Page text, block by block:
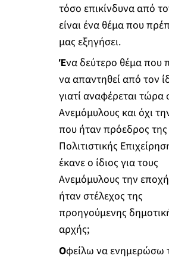
τόσο επικίνδυνα από
είναι ένα θέμα που
μας εξηγήσει.
Ένα δεύτερο θέμα που
να απαντηθεί από τον
γιατί αναφέρεται τώρα
Ανεμόμυλους και όχι
που ήταν πρόεδρος της
Πολιτιστικής
έκανε ο ίδιος για τους
Ανεμόμυλους την
ήταν στέλεχος της
προηγούμενης
αρχής;
Οφείλω να ενημερώσω